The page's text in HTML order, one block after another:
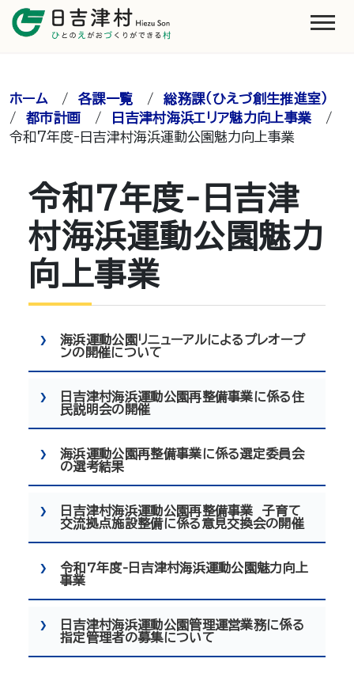
ホーム /各課一覧 /総務課（ひえづ創生推進室）
/ 都市計画 / 日吉津村海浜エリア魅力向上事業 /
令和7年度-日吉津村海浜運動公園魅力向上事業
令和7年度-日吉津
村海浜運動公園魅力
向上事業
海浜運動公園リニューアルによるプレオープ
ンの開催について
日吉津村海浜運動公園再整備事業に係る住
民説明会の開催
海浜運動公園再整備事業に係る選定委員会
の選考結果
日吉津村海浜運動公園再整備事業 子育て
交流拠点施設整備に係る意見交換会の開催
令和7年度-日吉津村海浜運動公園魅力向上
事業
日吉津村海浜運動公園管理運営業務に係る
指定管理者の募集について